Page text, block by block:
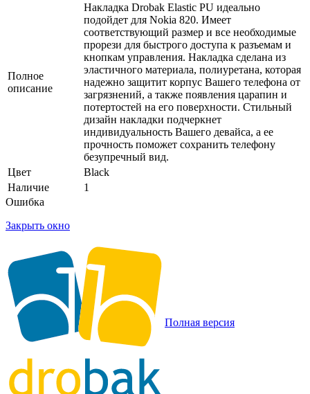
Полное
описание
Накладка Drobak Elastic PU идеально
подойдет для Nokia 820. Имеет
соответствующий размер и все необходимые
прорези для быстрого доступа к разъемам и
кнопкам управления. Накладка сделана из
эластичного материала, полиуретана, которая
надежно защитит корпус Вашего телефона от
загрязнений, а также появления царапин и
потертостей на его поверхности. Стильный
дизайн накладки подчеркнет
индивидуальность Вашего девайса, а ее
прочность поможет сохранить телефону
безупречный вид.
Цвет
Black
Наличие
1
Ошибка
Закрыть окно
Полная версия